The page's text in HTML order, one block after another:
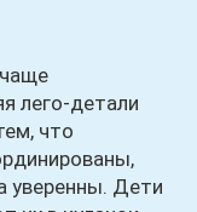
лего-детали
что
уверенны. Дети